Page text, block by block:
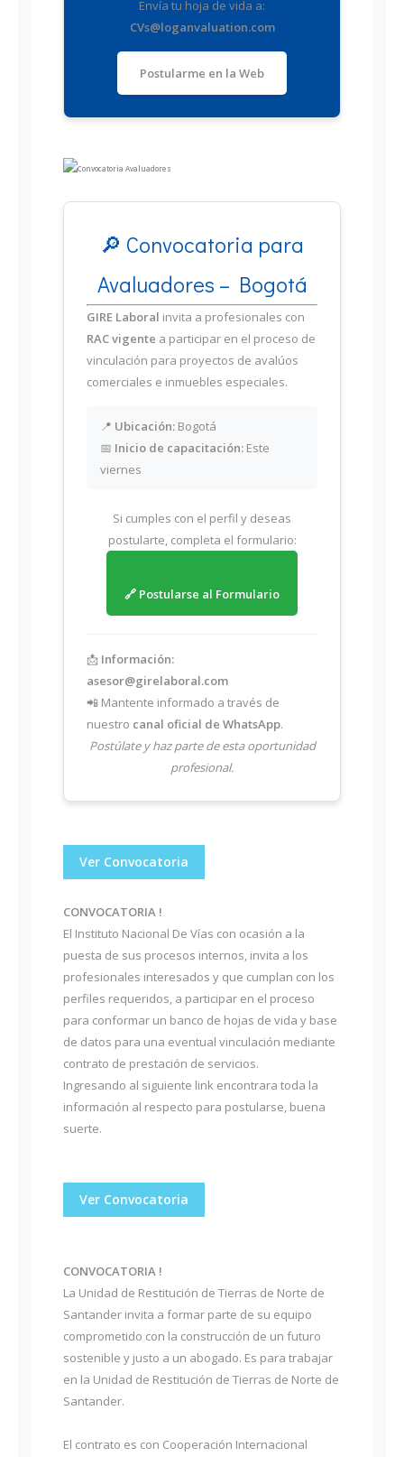
Envía tu hoja de vida a:
CVs@loganvaluation.com
Postularme en la Web
🔎 Convocatoria para
Avaluadores – Bogotá
GIRE Laboral invita a profesionales con
RAC vigente a participar en el proceso de
vinculación para proyectos de avalúos
comerciales e inmuebles especiales.
📍 Ubicación: Bogotá
📅 Inicio de capacitación: Este
viernes
Si cumples con el perfil y deseas
postularte, completa el formulario:
🔗 Postularse al Formulario
📩 Información:
asesor@girelaboral.com
📲 Mantente informado a través de
nuestro canal oficial de WhatsApp.
Postúlate y haz parte de esta oportunidad
profesional.
Ver Convocatoria
CONVOCATORIA !
El Instituto Nacional De Vías con ocasión a la
puesta de sus procesos internos, invita a los
profesionales interesados y que cumplan con los
perfiles requeridos, a participar en el proceso
para conformar un banco de hojas de vida y base
de datos para una eventual vinculación mediante
contrato de prestación de servicios.
Ingresando al siguiente link encontrara toda la
información al respecto para postularse, buena
suerte.
Ver Convocatoria
CONVOCATORIA !
La Unidad de Restitución de Tierras de Norte de
Santander invita a formar parte de su equipo
comprometido con la construcción de un futuro
sostenible y justo a un abogado. Es para trabajar
en la Unidad de Restitución de Tierras de Norte de
Santander.
El contrato es con Cooperación Internacional